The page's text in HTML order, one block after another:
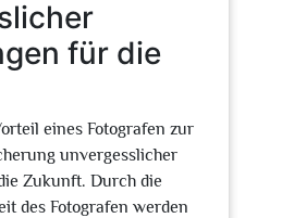
für die
eines Fotografen zur
unvergesslicher
Zukunft. Durch die
des Fotografen werden